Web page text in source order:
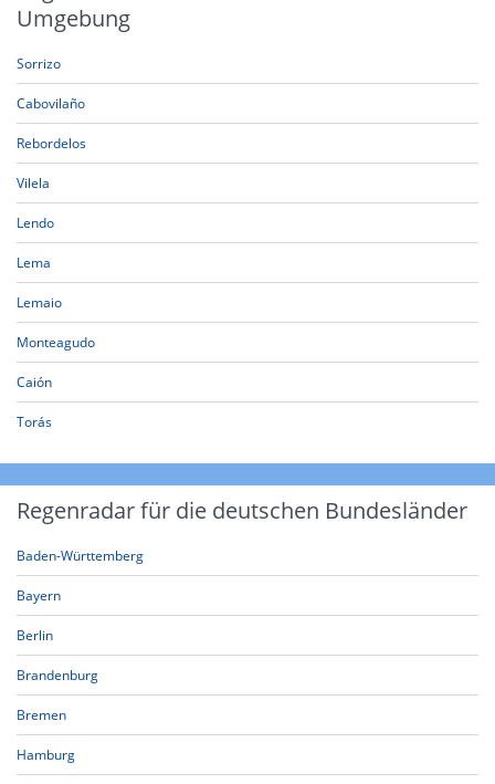
Umgebung
Sorrizo
Cabovilaño
Rebordelos
Vilela
Lendo
Lema
Lemaio
Monteagudo
Caión
Torás
Regenradar für die deutschen Bundesländer
Baden-Württemberg
Bayern
Berlin
Brandenburg
Bremen
Hamburg